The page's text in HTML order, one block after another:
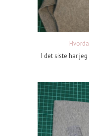
I det siste har